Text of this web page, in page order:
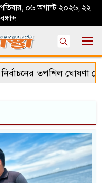
০৬ অগাস্ট ২০২৬, ২২
তপশিল ঘোষণা